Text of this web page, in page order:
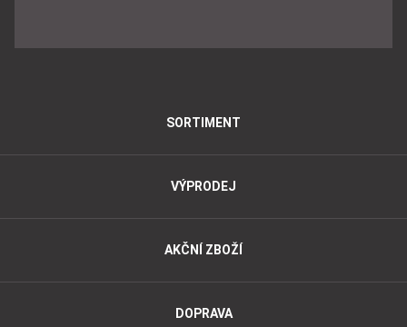
SORTIMENT
VÝPRODEJ
AKČNÍ ZBOŽÍ
DOPRAVA